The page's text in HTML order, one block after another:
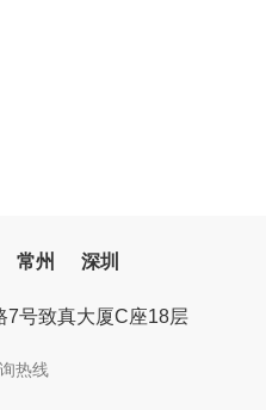
常州 深圳
7号致真大厦C座18层
热线